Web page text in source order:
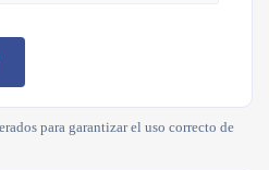
para garantizar el uso correcto de